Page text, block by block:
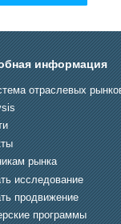
информация
отраслевых
рынка
исследование
продвижение
программы